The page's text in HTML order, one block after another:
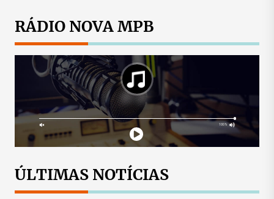
RÁDIO NOVA MPB
ÚLTIMAS NOTÍCIAS